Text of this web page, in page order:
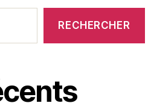
RECHERCHER